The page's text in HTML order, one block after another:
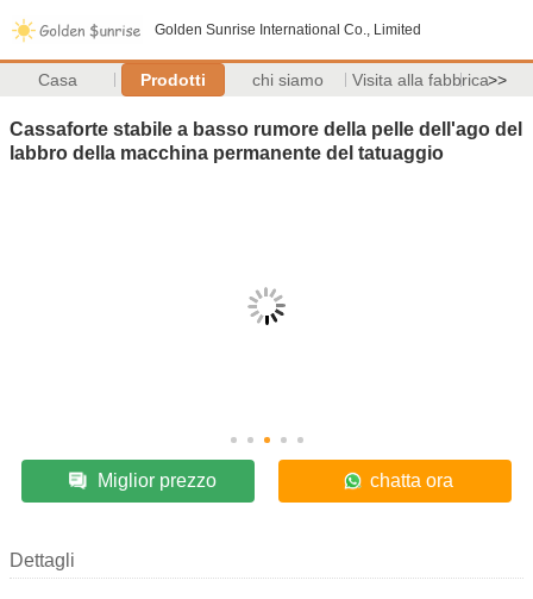
Golden Sunrise International Co., Limited
Casa Prodotti chi siamo Visita alla fabbrica>>
Cassaforte stabile a basso rumore della pelle dell'ago del
labbro della macchina permanente del tatuaggio
Miglior prezzo chatta ora
Dettagli